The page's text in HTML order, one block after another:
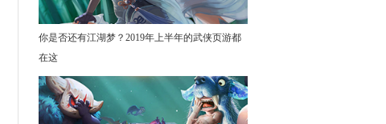
你是否还有江湖梦？2019年上半年的武侠页游都
在这